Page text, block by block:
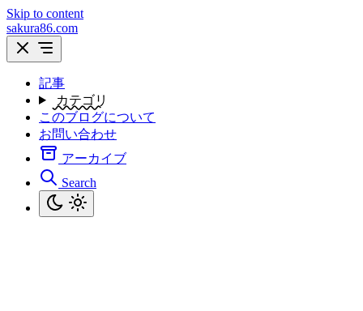
Skip to content
sakura86.com
記事
カテゴリ
このブログについて
お問い合わせ
アーカイブ
Search